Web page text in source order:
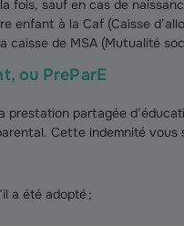
fois, sauf en cas de
enfant à la Caf (Caisse
caisse de MSA (Mutualité
ou PreParE
partagée
Cette indemnité
a été adopté ;